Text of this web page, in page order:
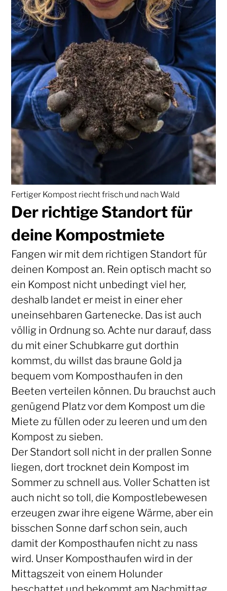
Fertiger Kompost riecht frisch und nach Wald
Der richtige Standort für
deine Kompostmiete
Fangen wir mit dem richtigen Standort für
deinen Kompost an. Rein optisch macht so
ein Kompost nicht unbedingt viel her,
deshalb landet er meist in einer eher
uneinsehbaren Gartenecke. Das ist auch
völlig in Ordnung so. Achte nur darauf, dass
du mit einer Schubkarre gut dorthin
kommst, du willst das braune Gold ja
bequem vom Komposthaufen in den
Beeten verteilen können. Du brauchst auch
genügend Platz vor dem Kompost um die
Miete zu füllen oder zu leeren und um den
Kompost zu sieben.
Der Standort soll nicht in der prallen Sonne
liegen, dort trocknet dein Kompost im
Sommer zu schnell aus. Voller Schatten ist
auch nicht so toll, die Kompostlebewesen
erzeugen zwar ihre eigene Wärme, aber ein
bisschen Sonne darf schon sein, auch
damit der Komposthaufen nicht zu nass
wird. Unser Komposthaufen wird in der
Mittagszeit von einem Holunder